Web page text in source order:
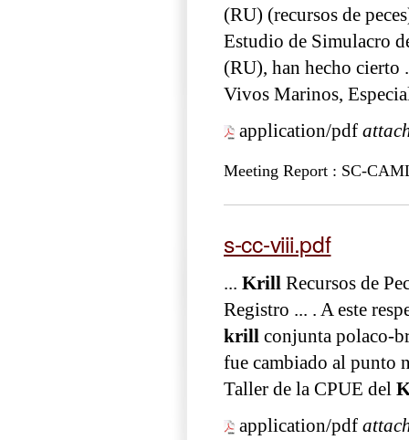
(RU) (recursos de
Estudio de Simulacro
(RU), han hecho cierto
Vivos Marinos,
application/pdf
Meeting Report : SC-
s-cc-viii.pdf
... Krill Recursos de
Registro ... . A este
krill conjunta polaco-
fue cambiado al punto
Taller de la CPUE del
application/pdf